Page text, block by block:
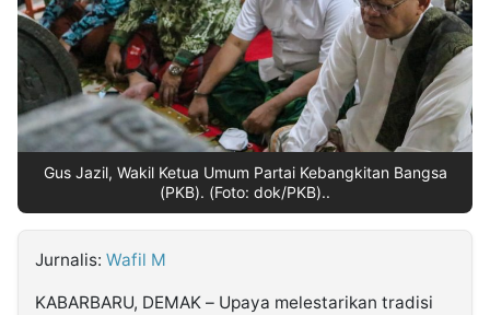
Follow
Kabarbaru
Gus Jazil, Wakil Ketua Umum Partai Kebangkitan Bangsa
(PKB). (Foto: dok/PKB)..
Jurnalis: Wafil M
KABARBARU, DEMAK – Upaya melestarikan tradisi